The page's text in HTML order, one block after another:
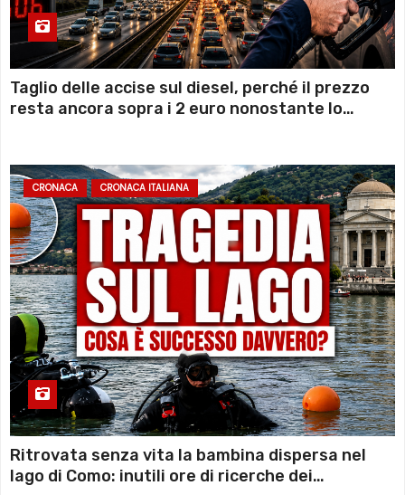
Taglio delle accise sul diesel, perché il prezzo
resta ancora sopra i 2 euro nonostante lo
CRONACA CRONACA ITALIANA
Ritrovata senza vita la bambina dispersa nel
lago di Como: inutili ore di ricerche dei